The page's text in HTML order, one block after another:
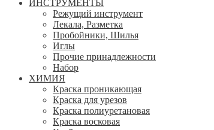
ИНСТРУМЕНТЫ
Режущий инструмент
Лекала, Разметка
Пробойники, Шилья
Иглы
Прочие принадлежности
Набор
ХИМИЯ
Краска проникающая
Краска для урезов
Краска полиуретановая
Краска восковая